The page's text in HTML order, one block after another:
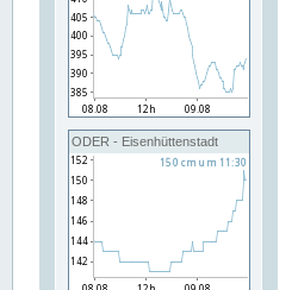
ODER - Eisenhüttenstadt